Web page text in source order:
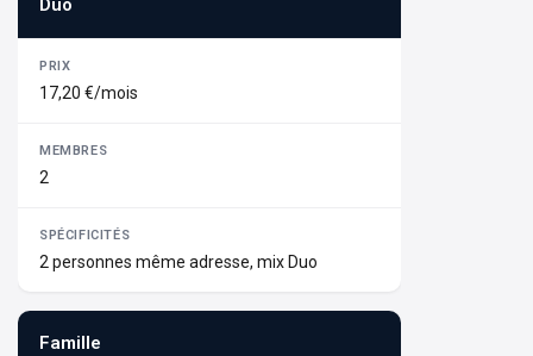
Duo
17,20 €/mois
2
2 personnes même adresse, mix Duo
Famille